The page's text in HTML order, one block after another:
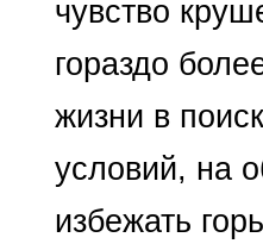
чувство
гораздо
жизни в
условий, на
избежать